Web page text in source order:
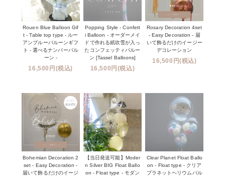
Rouen Blue Balloon Gif
t - Table top type - ルー
アンブルーバルーンギフ
ト - 選べるナンバーバル
ーン -
16,500円(税込)
Popping Style - Confett
i Balloon - オーダーメイ
ドで作れる紙吹雪が入っ
たコンフェッティバルー
ン [Tassel Balloons]
16,500円(税込)
Rosary Decoration 4set
- Easy Decoration - 届
いて飾るだけのイージー
デコレーション
16,500円(税込)
Bohemian Decoration 2
set - Easy Decoration -
届いて飾るだけのイージ
【当日発送可能】Moder
n Silver BIG Float Ballo
on - Float type - モダン
Clear Planet Float Ballo
on - Float type - クリア
プラネットヘリウムバル